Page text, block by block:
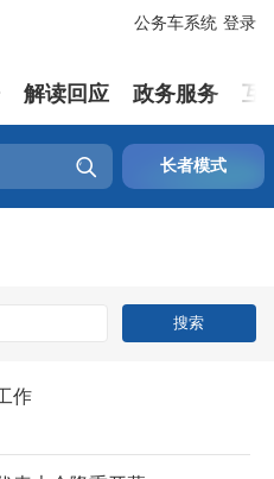
登录
公务车系统
解读回应 政务服务 互
 长者模式
作